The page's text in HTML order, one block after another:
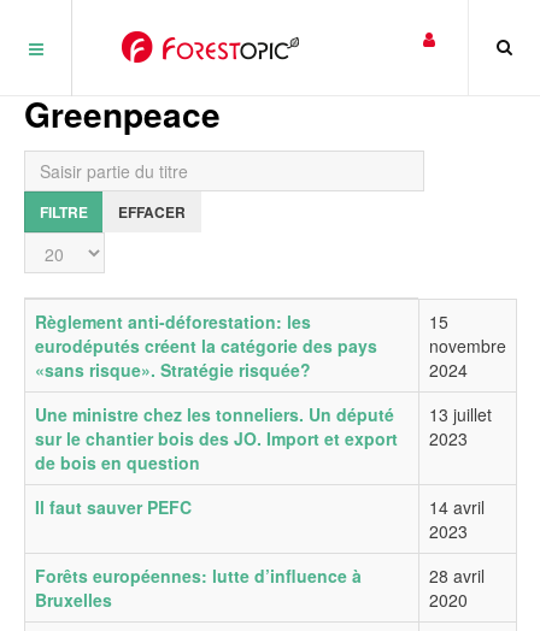
Greenpeace
Saisir partie du titre
FILTRE EFFACER
Affichage #
Titre Date de publication
Règlement anti-déforestation: les
eurodéputés créent la catégorie des pays
«sans risque». Stratégie risquée?
15
novembre
2024
Une ministre chez les tonneliers. Un député
sur le chantier bois des JO. Import et export
de bois en question
13 juillet
2023
Il faut sauver PEFC
14 avril
2023
Forêts européennes: lutte d’influence à
Bruxelles
28 avril
2020